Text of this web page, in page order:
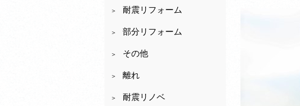
耐震リフォーム
部分リフォーム
その他
離れ
耐震リノベ